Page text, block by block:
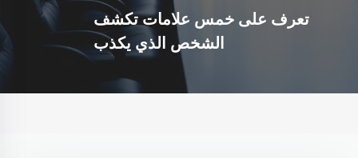
تعرف على خمس علامات تكشف
الشخص الذي يكذب